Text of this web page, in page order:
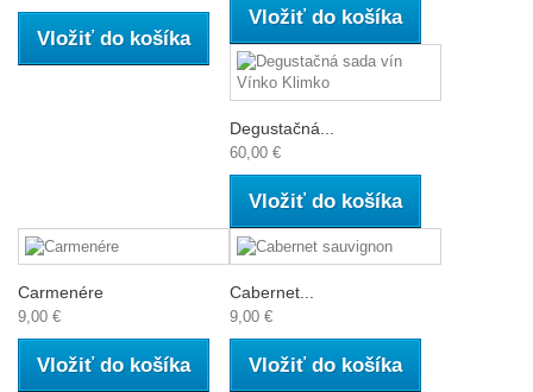
Vložiť do košíka
Vložiť do košíka
Degustačná...
60,00 €
Vložiť do košíka
Carmenére
9,00 €
Vložiť do košíka
Cabernet...
9,00 €
Vložiť do košíka